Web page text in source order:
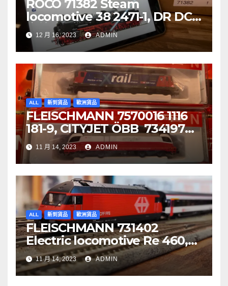
ROCO 71382 Steam
locomotive 38 2471-1, DR DCC
音效噴煙機車
12 月 16, 2023 ADMIN
ALL 新到貨品 歐洲貨品
FLEISCHMANN 7570016 1116
181-9, CITYJET ÖBB 734197
Re 620 088-5, SBB Cargo
11 月 14, 2023 ADMIN
ALL 新到貨品 歐洲貨品
FLEISCHMANN 731402
Electric locomotive Re 460,
SBB
11 月 14, 2023 ADMIN